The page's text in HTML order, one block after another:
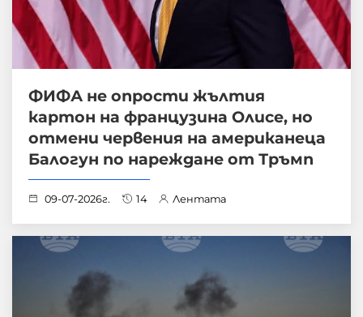
ФИФА не опрости жълтия
картон на французина Олисе, но
отмени червения на американеца
Балогун по нареждане от Тръмп
09-07-2026г. 14 Лентата